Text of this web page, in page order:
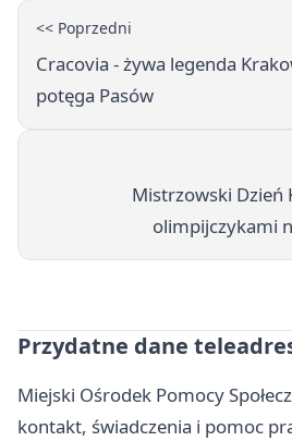
<< Poprzedni
Cracovia - żywa legenda
potęga Pasów
Mistrzowski Dzień
olimpijczykami
Przydatne dane
Miejski Ośrodek Pomocy
kontakt, świadczenia i pomoc